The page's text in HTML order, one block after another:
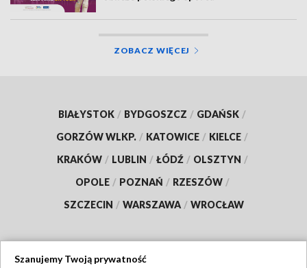
ZOBACZ WIĘCEJ
BIAŁYSTOK / BYDGOSZCZ / GDAŃSK /
GORZÓW WLKP. / KATOWICE / KIELCE /
KRAKÓW / LUBLIN / ŁÓDŹ / OLSZTYN /
OPOLE / POZNAŃ / RZESZÓW /
SZCZECIN / WARSZAWA / WROCŁAW
Szanujemy Twoją prywatność